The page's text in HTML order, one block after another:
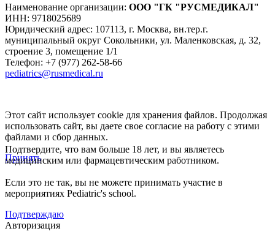
Наименование организации: ООО "ГК "РУСМЕДИКАЛ"
ИНН: 9718025689
Юридический адрес: 107113, г. Москва, вн.тер.г.
муниципальный округ Сокольники, ул. Маленковская, д. 32,
строение 3, помещение 1/1
Телефон: +7 (977) 262-58-66
pediatrics@rusmedical.ru
Этот сайт использует cookie для хранения файлов. Продолжая
использовать сайт, вы даете свое согласие на работу с этими
файлами и сбор данных.
Принять
Подтвердите, что вам больше 18 лет, и вы являетесь
медицинским или фармацевтическим работником.
Если это не так, вы не можете принимать участие в
мероприятиях Pediatric's school.
Подтверждаю
Авторизация